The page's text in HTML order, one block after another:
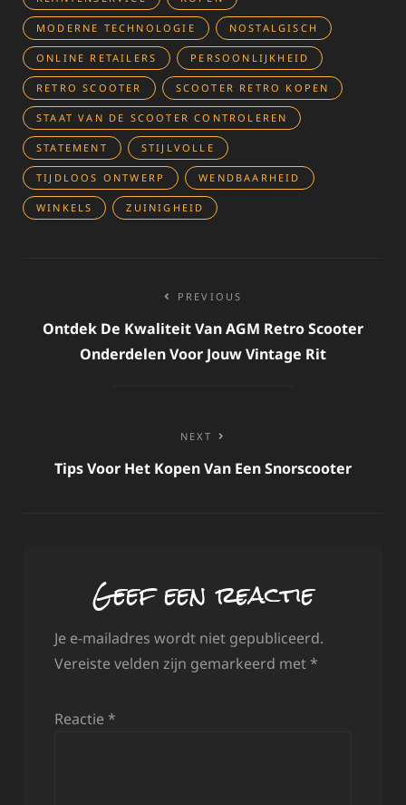
MODERNE TECHNOLOGIE NOSTALGISCH
ONLINE RETAILERS PERSOONLIJKHEID
RETRO SCOOTER SCOOTER RETRO KOPEN
STAAT VAN DE SCOOTER CONTROLEREN
STATEMENT STIJLVOLLE
TIJDLOOS ONTWERP WENDBAARHEID
WINKELS ZUINIGHEID
navigatie
PREVIOUS
Ontdek De Kwaliteit Van AGM Retro Scooter
Onderdelen Voor Jouw Vintage Rit
NEXT
Tips Voor Het Kopen Van Een Snorscooter
Geef een reactie
Je e-mailadres wordt niet gepubliceerd.
Vereiste velden zijn gemarkeerd met *
Reactie *